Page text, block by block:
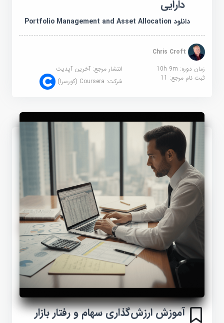
دارایی
دانلود Portfolio Management and Asset Allocation
Chris Croft
زمان دوره: 10h 9m
انتشار مرجع:آخرین آپدیت
ثبت نام مرجع:11 شرکت:Coursera (کورسرا)
آموزش ارزش‌گذاری سهام و رفتار بازار